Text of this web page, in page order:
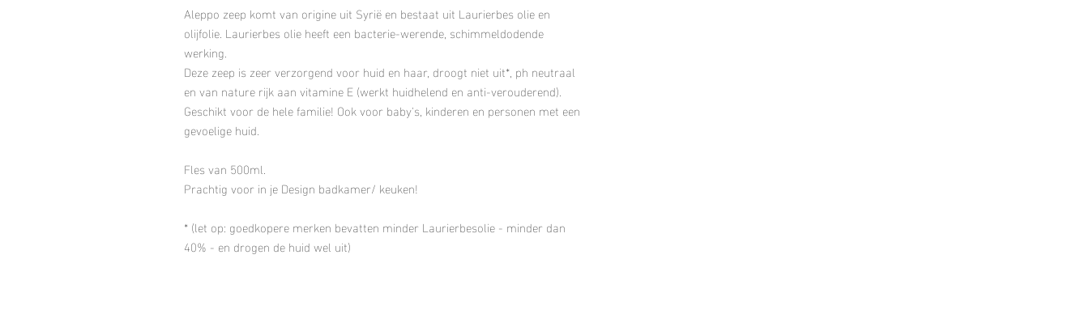
Aleppo zeep komt van origine uit Syrië en bestaat uit Laurierbes olie en
olijfolie. Laurierbes olie heeft een bacterie-werende, schimmeldodende
werking.
Deze zeep is zeer verzorgend voor huid en haar, droogt niet uit*, ph neutraal
en van nature rijk aan vitamine E (werkt huidhelend en anti-verouderend).
Geschikt voor de hele familie! Ook voor baby's, kinderen en personen met een
gevoelige huid.
Fles van 500ml.
Prachtig voor in je Design badkamer/ keuken!
* (let op: goedkopere merken bevatten minder Laurierbesolie - minder dan
40% - en drogen de huid wel uit)